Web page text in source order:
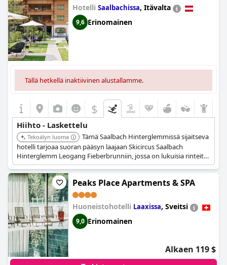
Hotelli Saalbachissa, Itävalta
9,6 Erinomainen
Tällä hetkellä inaktiivinen alustallamme.
$
Hiihto - Laskettelu
Tekoälyn luoma
Tämä Saalbach Hinterglemmissä sijaitseva
hotelli tarjoaa suoran pääsyn laajaan Skicircus Saalbach
Hinterglemm Leogang Fieberbrunniin, jossa on lukuisia rinteitä
ja hissejä aivan hotellin edustalla. Se sijaitsee yhdessä Itävallan
parhaista hiihtokohteista.
Peaks Place Apartments & SPA
Huoneistohotelli Laaxissa, Sveitsi
9,0 Erinomainen
Alkaen 119 $